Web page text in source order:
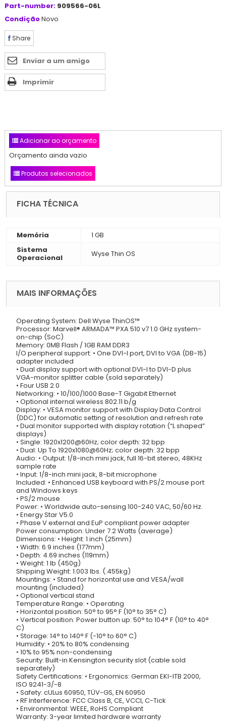
Part-number: 909566-06L
CondiçãoNovo
Share
Enviar a um amigo
Imprimir
Adicionar ao orçamento
Orçamento ainda vazio
Produtos selecionados
FICHA TÉCNICA
Memória
1 GB
Sistema
Operacional
Wyse Thin OS
MAIS INFORMAÇÕES
Operating System: Dell Wyse ThinOS™
Processor: Marvell® ARMADA™ PXA 510 v7 1.0 GHz system-
on-chip (SoC)
Memory: 0MB Flash / 1GB RAM DDR3
I/O peripheral support: • One DVI-I port, DVI to VGA (DB-15)
adapter included
• Dual display support with optional DVI-I to DVI-D plus
VGA-monitor splitter cable (sold separately)
• Four USB 2.0
Networking: • 10/100/1000 Base-T Gigabit Ethernet
• Optional internal wireless 802.11 b/g
Display: • VESA monitor support with Display Data Control
(DDC) for automatic setting of resolution and refresh rate
• Dual monitor supported with display rotation (“L shaped”
displays)
• Single: 1920x1200@60Hz; color depth: 32 bpp
• Dual: Up To 1920x1080@60Hz; color depth: 32 bpp
Audio: • Output: 1/8-inch mini jack, full 16-bit stereo, 48KHz
sample rate
• Input: 1/8-inch mini jack, 8-bit microphone
Included: • Enhanced USB keyboard with PS/2 mouse port
and Windows keys
• PS/2 mouse
Power: • Worldwide auto-sensing 100-240 VAC, 50/60 Hz.
• Energy Star V5.0
• Phase V external and EuP compliant power adapter
Power consumption: Under 7.2 Watts (average)
Dimensions: • Height: 1 inch (25mm)
• Width: 6.9 inches (177mm)
• Depth: 4.69 inches (119mm)
• Weight: 1 lb (450g)
Shipping Weight: 1.003 lbs. (.455kg)
Mountings: • Stand for horizontal use and VESA/wall
mounting (included)
• Optional vertical stand
Temperature Range: • Operating
• Horizontal position: 50° to 95° F (10° to 35° C)
• Vertical position: Power button up: 50° to 104° F (10° to 40°
C)
• Storage: 14° to 140° F (-10° to 60° C)
Humidity: • 20% to 80% condensing
• 10% to 95% non-condensing
Security: Built-in Kensington security slot (cable sold
separately)
Safety Certifications: • Ergonomics: German EKI-ITB 2000,
ISO 9241-3/-8
• Safety: cULus 60950, TÜV-GS, EN 60950
• RF Interference: FCC Class B, CE, VCCI, C-Tick
• Environmental: WEEE, RoHS Compliant
Warranty: 3-year limited hardware warranty